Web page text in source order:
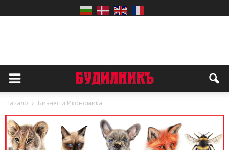
Начало Бизнес и Икономика